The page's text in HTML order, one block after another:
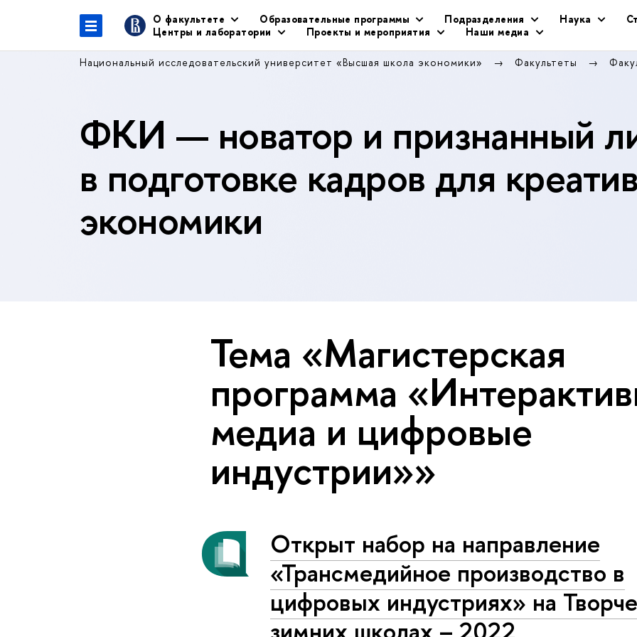
О факультете Образовательные программы Подразделения Наука
Центры и лаборатории
Проекты и мероприятия Наши медиа
Национальный исследовательский университет «Высшая школа экономики» Факультеты
ФКИ — новатор и признанный
в подготовке кадров для
экономики
Тема «Магистерская
программа
медиа и цифровые
индустрии»»
Открыт набор на направление
«Трансмедийное производство в
цифровых индустриях» на